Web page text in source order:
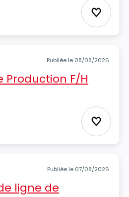
Ajouter
Publiée le 08/08/2026
Production F/H
Ajouter
Publiée le 07/08/2026
ligne de